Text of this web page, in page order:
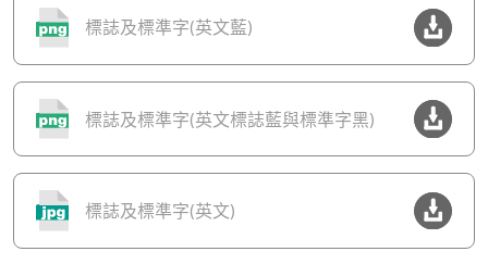
標誌及標準字(英文藍)
標誌及標準字(英文標誌藍與標準字黑)
標誌及標準字(英文)